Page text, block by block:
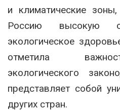
и климатические
Россию высокую
экологическое
отметила
экологического
представляет собой
других стран.